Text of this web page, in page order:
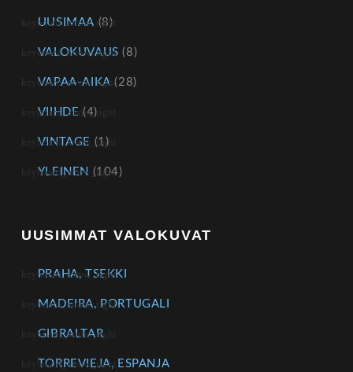
UUSIMAA (8)
VALOKUVAUS (8)
VAPAA-AIKA (28)
VIIHDE (4)
VINTAGE (1)
YLEINEN (104)
UUSIMMAT VALOKUVAT
PRAHA, TSEKKI
MADEIRA, PORTUGALI
GIBRALTAR
TORREVIEJA, ESPANJA